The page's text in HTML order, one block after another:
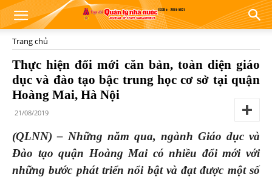
Trang chủ
Thực hiện đổi mới căn bản, toàn diện giáo
dục và đào tạo bậc trung học cơ sở tại quận
Hoàng Mai, Hà Nội
21/08/2019
(QLNN) – Những năm qua, ngành Giáo dục và
Đào tạo quận Hoàng Mai có nhiều đổi mới với
những bước phát triển nổi bật và đạt được một số